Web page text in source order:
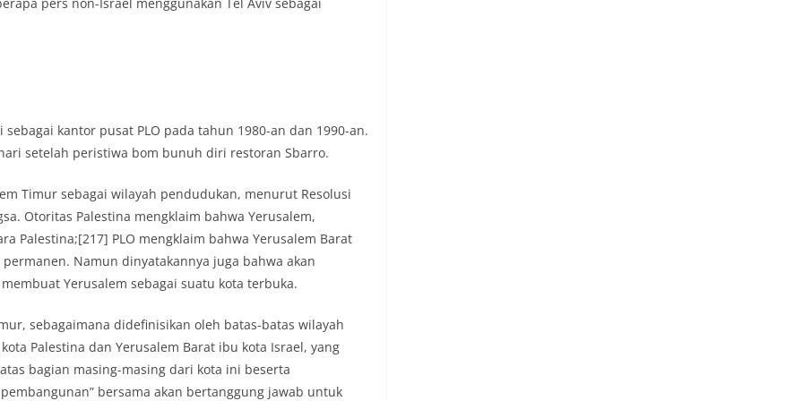
kantor pusat PLO pada tahun 1980-an dan 1990-an.
setelah peristiwa bom bunuh diri restoran Sbarro.
Timur sebagai wilayah pendudukan, menurut Resolusi
Otoritas Palestina mengklaim bahwa Yerusalem,
Palestina;[217] PLO mengklaim bahwa Yerusalem Barat
Namun dinyatakannya juga bahwa akan
Yerusalem sebagai suatu kota terbuka.
sebagaimana didefinisikan oleh batas-batas wilayah
Palestina dan Yerusalem Barat ibu kota Israel, yang
bagian masing-masing dari kota ini beserta
bersama akan bertanggung jawab untuk